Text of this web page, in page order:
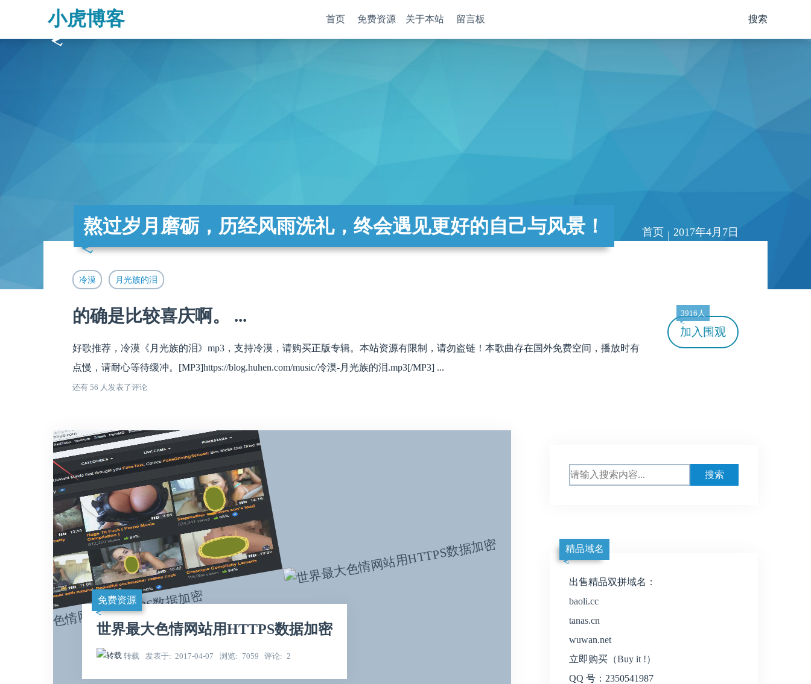
小虎博客 首页 免费资源 关于本站 留言板 搜索
熬过岁月磨砺，历经风雨洗礼，终会遇见更好的自己与风景！ 首页 | 2017年4月7日
冷漠 月光族的泪
的确是比较喜庆啊。 ...
好歌推荐，冷漠《月光族的泪》mp3，支持冷漠，请购买正版专辑。本站资源有限制，请勿盗链！本歌曲存在国外免费空间，播放时有
点慢，请耐心等待缓冲。[MP3]https://blog.huhen.com/music/冷漠-月光族的泪.mp3[/MP3] ...
还有 56 人发表了评论
加入
3916人
围观
免费资源
世界最大色情网站用HTTPS数据加密
转载 发表于 2017-04-07 浏览 7059 评论 2
精品域名
出售精品双拼域名：
baoli.cc
tanas.cn
wuwan.net
立即购买（Buy it !）
QQ 号：2350541987